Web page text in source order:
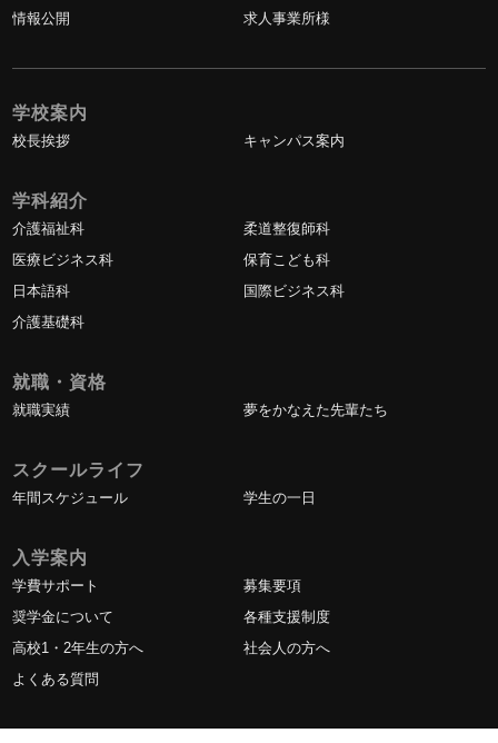
情報公開
求人事業所様
学校案内
校長挨拶 キャンパス案内
学科紹介
介護福祉科
柔道整復師科
医療ビジネス科
保育こども科
日本語科
国際ビジネス科
介護基礎科
就職・資格
就職実績 夢をかなえた先輩たち
スクールライフ
年間スケジュール 学生の一日
入学案内
学費サポート
募集要項
奨学金について
各種支援制度
高校1・2年生の方へ
社会人の方へ
よくある質問